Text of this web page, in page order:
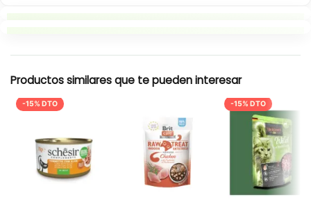
Productos similares que te pueden interesar
-15% DTO -15% DTO